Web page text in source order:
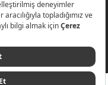
zekâ (AI) ile üretilmiştir.
Tüm hakları saklıdır.